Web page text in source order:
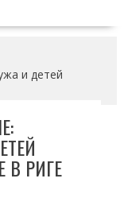
и детей
В РИГЕ